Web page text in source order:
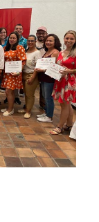
de
Calidad